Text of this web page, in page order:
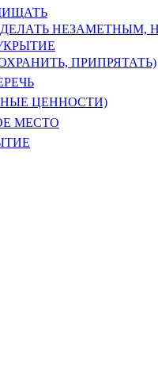
НЕЗАМЕТНЫМ,
ПРИПРЯТАТЬ)
ЦЕННОСТИ)
МЕСТО